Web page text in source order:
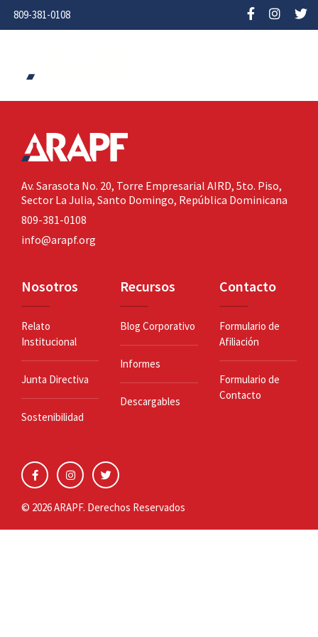
809-381-0108
Av. Sarasota No. 20, Torre Empresarial AIRD, 5to. Piso,
Sector La Julia, Santo Domingo, República Dominicana
809-381-0108
info@arapf.org
Nosotros
Relato
Institucional
Junta Directiva
Sostenibilidad
Recursos
Blog Corporativo
Informes
Descargables
Contacto
Formulario de
Afiliación
Formulario de
Contacto
© 2026 ARAPF. Derechos Reservados